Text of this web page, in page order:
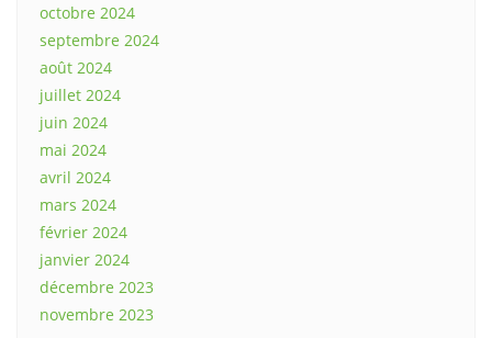
octobre 2024
septembre 2024
août 2024
juillet 2024
juin 2024
mai 2024
avril 2024
mars 2024
février 2024
janvier 2024
décembre 2023
novembre 2023